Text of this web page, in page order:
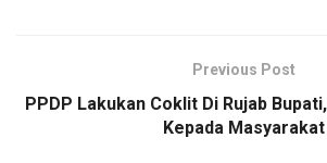
Previous Post
PPDP Lakukan Coklit Di Rujab
Kepada Masyarakat